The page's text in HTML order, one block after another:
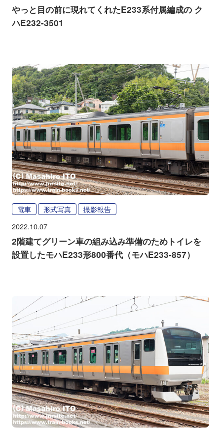
やっと目の前に現れてくれたE233系付属編成の ク
ハE232-3501
電車 形式写真 撮影報告
2022.10.07
2階建てグリーン車の組み込み準備のためトイレを
設置したモハE233形800番代（モハE233-857）